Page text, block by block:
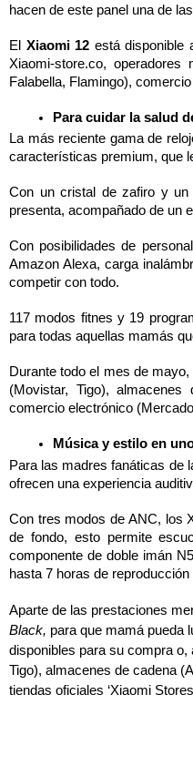
hacen de este panel una de
El Xiaomi 12 está disponible
Xiaomi-store.co,
Falabella, Flamingo),
Para cuidar la salud
La más reciente gama de
características premium, que
Con un cristal de zafiro y un
presenta, acompañado de un
Con posibilidades de
Amazon Alexa, carga
competir con todo.
117 modos fitnes y 19
para todas aquellas mamás
Durante todo el mes de
(Movistar, Tigo), almacenes
comercio electrónico
Música y estilo en
Para las madres fanáticas de
ofrecen una experiencia
Con tres modos de ANC, los
de fondo, esto permite
componente de doble imán
hasta 7 horas de
Aparte de las prestaciones
Black, para que mamá pueda
disponibles para su compra o,
Tigo), almacenes de cadena
tiendas oficiales ‘Xiaomi